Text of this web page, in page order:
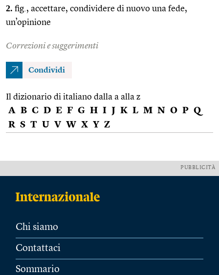
2. fig., accettare, condividere di nuovo una fede,
un’opinione
Correzioni e suggerimenti
Condividi
Il dizionario di italiano dalla a alla z
A B C D E F G H I J K L M N O P Q
R S T U V W X Y Z
PUBBLICITÀ
Chi siamo
Contattaci
Sommario